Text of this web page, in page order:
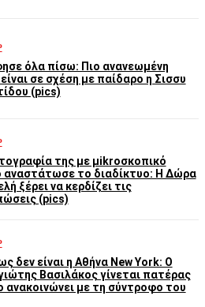
όλα πίσω: Πιο ανανεωμένη
σε σχέση με παίδαρο η Σισσυ
(pics)
της με μikroσκοπικό
αναστάτωσε το διαδίκτυο: Η Δώρα
ξέρει να κερδίζει τις
(pics)
δεν είναι η Αθήνα New York: Ο
Βασιλάκος γίνεται πατέρας
ανακοινώνει με τη σύντροφο του